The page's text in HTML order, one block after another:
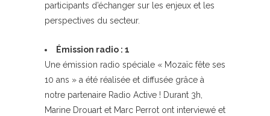
participants d’échanger sur les enjeux et les
perspectives du secteur.
Émission radio : 1
Une émission radio spéciale « Mozaïc fête ses
10 ans » a été réalisée et diffusée grâce à
notre partenaire Radio Active ! Durant 3h,
Marine Drouart et Marc Perrot ont interviewé et